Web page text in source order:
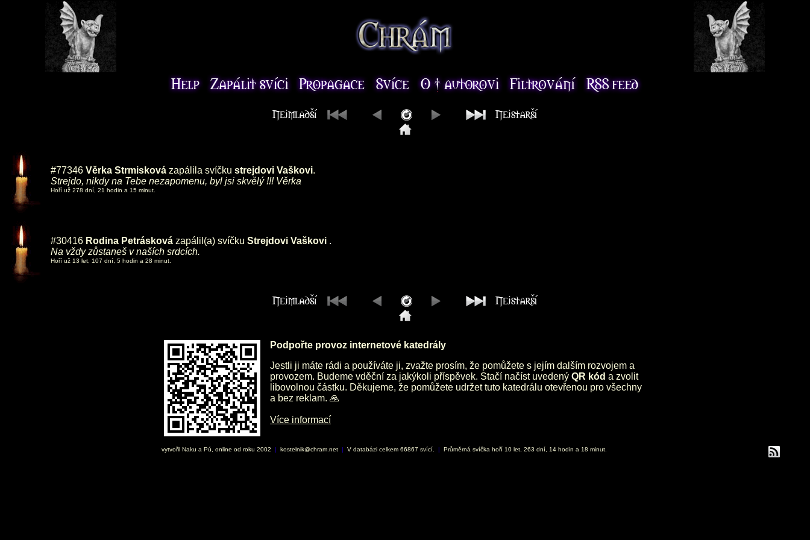
#77346 Věrka Strmisková zapálila svíčku strejdovi Vaškovi.
Strejdo, nikdy na Tebe nezapomenu, byl jsi skvělý !!! Věrka
Hoří už 278 dní, 21 hodin a 15 minut.
#30416 Rodina Petrásková zapálil(a) svíčku Strejdovi Vaškovi .
Na vždy zůstaneš v naších srdcích.
Hoří už 13 let, 107 dní, 5 hodin a 28 minut.
Podpořte provoz internetové katedrály
Jestli ji máte rádi a používáte ji, zvažte prosím, že pomůžete s jejím dalším rozvojem a
provozem. Budeme vděční za jakýkoli příspěvek. Stačí načíst uvedený QR kód a zvolit
libovolnou částku. Děkujeme, že pomůžete udržet tuto katedrálu otevřenou pro všechny
a bez reklam. 🙏
Více informací
vytvořil Naku a Pú, online od roku 2002 | kostelnik@chram.net | V databázi celkem 66867 svící. | Průměrná svíčka hoří 10 let, 263 dní, 14 hodin a 18 minut.